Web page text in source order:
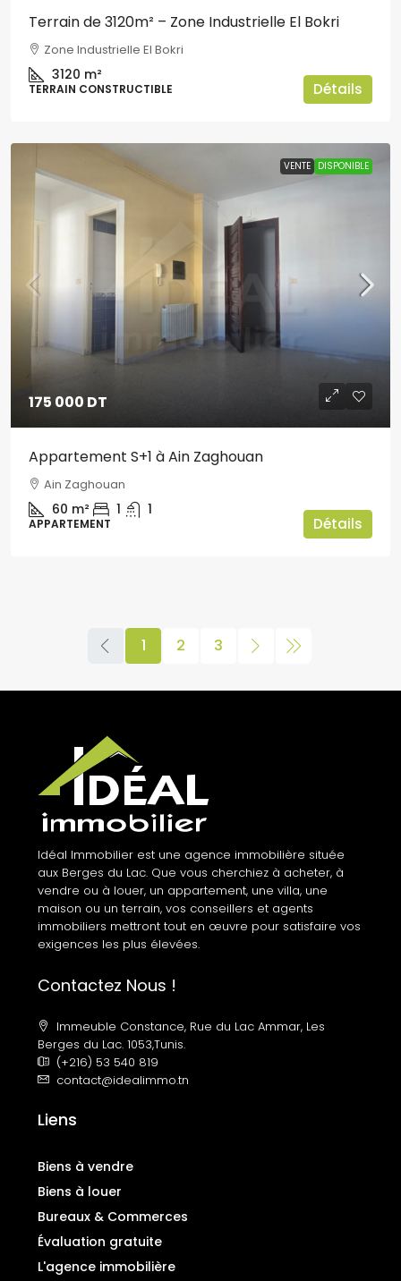
Terrain de 3120m² – Zone Industrielle El Bokri
Zone Industrielle El Bokri
3120 m²
TERRAIN CONSTRUCTIBLE Détails
VENTE DISPONIBLE
175 000 DT
Appartement S+1 à Ain Zaghouan
Ain Zaghouan
60 m² 1 1
APPARTEMENT Détails
1 2 3
Idéal Immobilier est une agence immobilière située
aux Berges du Lac. Que vous cherchiez à acheter, à
vendre ou à louer, un appartement, une villa, une
maison ou un terrain, vos conseillers et agents
immobiliers mettront tout en œuvre pour satisfaire vos
exigences les plus élevées.
Contactez Nous !
Immeuble Constance, Rue du Lac Ammar, Les
Berges du Lac. 1053,Tunis.
(+216) 53 540 819
contact@idealimmo.tn
Liens
Biens à vendre
Biens à louer
Bureaux & Commerces
Évaluation gratuite
L'agence immobilière